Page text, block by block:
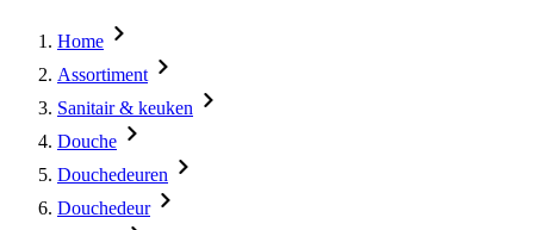
Home
Assortiment
Sanitair & keuken
Douche
Douchedeuren
Douchedeur